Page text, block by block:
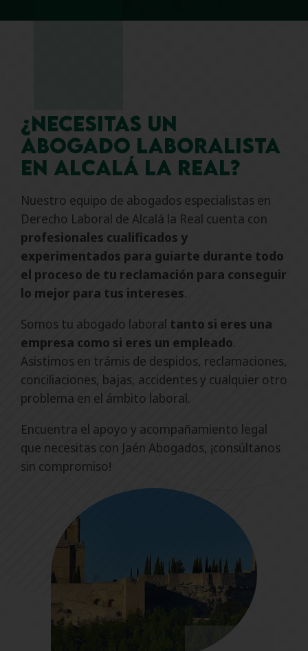
¿Necesitas un
abogado laboralista
en Alcalá la Real?
Nuestro equipo de abogados especialistas en
Derecho Laboral de Alcalá la Real cuenta con
profesionales cualificados y
experimentados para guiarte durante todo
el proceso de tu reclamación para conseguir
lo mejor para tus intereses.
Somos tu abogado laboral tanto si eres una
empresa como si eres un empleado.
Asistimos en trámis de despidos, reclamaciones,
conciliaciones, bajas, accidentes y cualquier otro
problema en el ámbito laboral.
Encuentra el apoyo y acompañamiento legal
que necesitas con Jaén Abogados, ¡consúltanos
sin compromiso!